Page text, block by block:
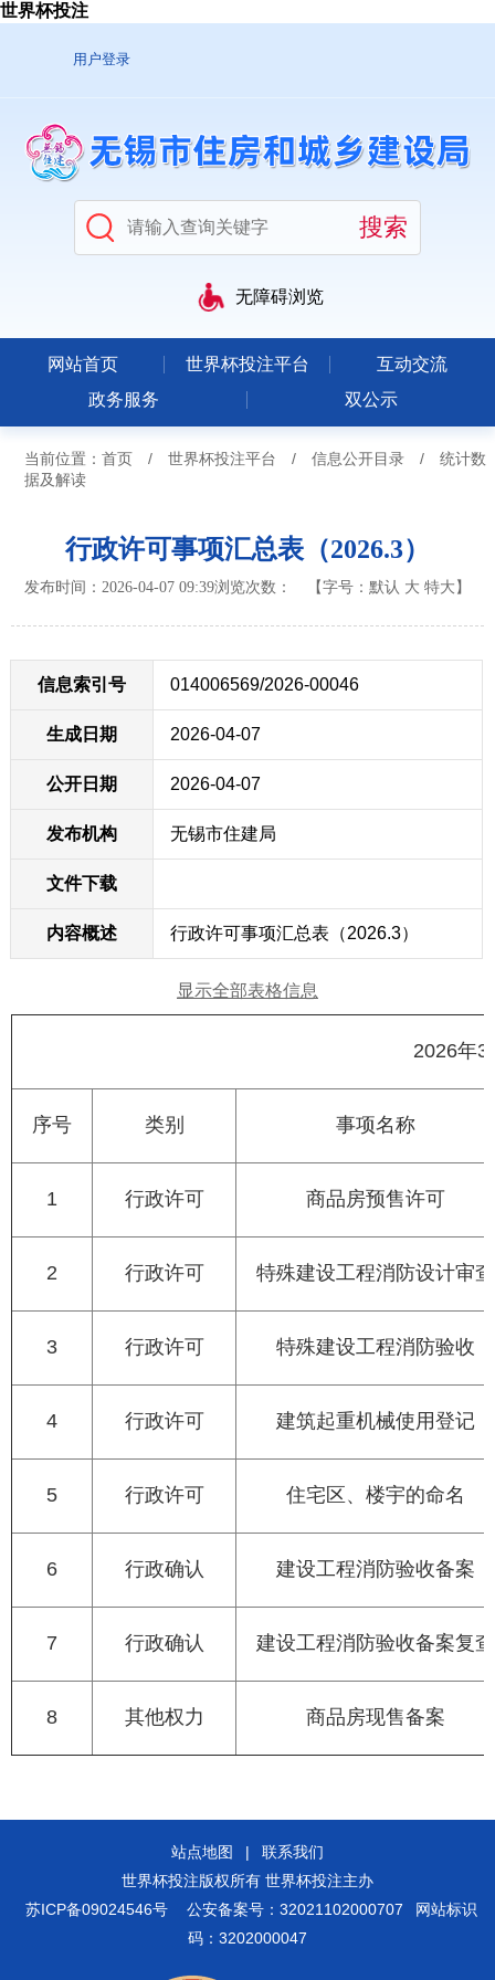
世界杯投注
用户登录
无障碍浏览
网站首页 世界杯投注平台
互动交流
政务服务
双公示
当前位置： 首页 / 世界杯投注平台 / 信息公开目录 /
统计数
据及解读
行政许可事项汇总表（2026.3）
发布时间：2026-04-07 09:39浏览次数： 【字号： 默认 大 特大 】
信息索引号 014006569/2026-00046
生成日期 2026-04-07
公开日期 2026-04-07
发布机构 无锡市住建局
文件下载
内容概述 行政许可事项汇总表（2026.3）
显示全部表格信息
2026年3
序号 类别 事项名称
1 行政许可 商品房预售许可
2 行政许可 特殊建设工程消防设计审查
3 行政许可 特殊建设工程消防验收
4 行政许可 建筑起重机械使用登记
5 行政许可 住宅区、楼宇的命名
6 行政确认 建设工程消防验收备案
7 行政确认 建设工程消防验收备案复查
8 其他权力 商品房现售备案
站点地图 |
联系我们
世界杯投注版权所有 世界杯投注主办
苏ICP备09024546号
公安备案号：32021102000707
网站标识
码：3202000047